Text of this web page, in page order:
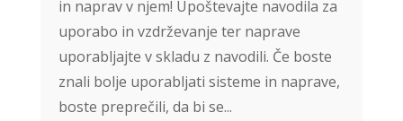
in naprav v njem! Upoštevajte navodila za
uporabo in vzdrževanje ter naprave
uporabljajte v skladu z navodili. Če boste
znali bolje uporabljati sisteme in naprave,
boste preprečili, da bi se...